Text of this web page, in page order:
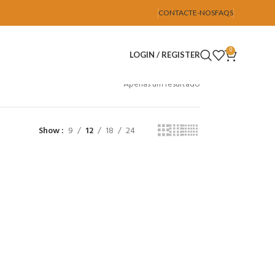
CONTACTE-NOSFAQS
LOGIN / REGISTER 0
Apenas um resultado
Show 9 12 18 24